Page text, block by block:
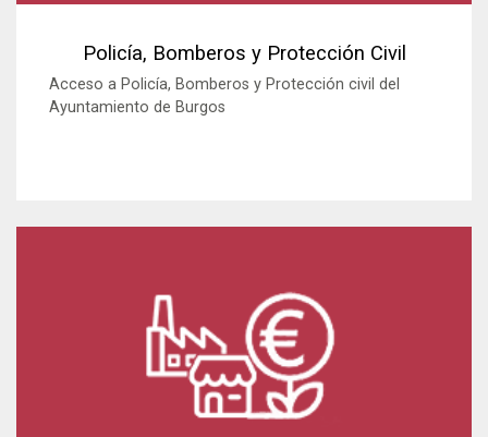
Policía, Bomberos y Protección Civil
Acceso a Policía, Bomberos y Protección civil del
Ayuntamiento de Burgos